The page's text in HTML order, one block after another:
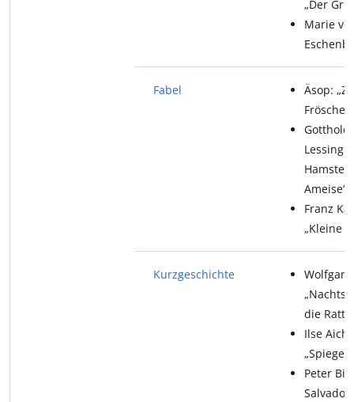
„Der
Marie
Fabel
Äsop:
Frösche“
Gotthold
Lessing:
Hamster
Ameise“
Franz
„Kleine
Kurzgeschichte
„Nachts
die
Ilse
Peter
Salvador“